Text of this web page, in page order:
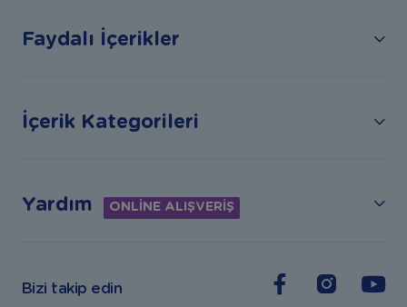
Faydalı İçerikler
İçerik Kategorileri
Yardım ONLİNE ALIŞVERİŞ
Bizi takip edin